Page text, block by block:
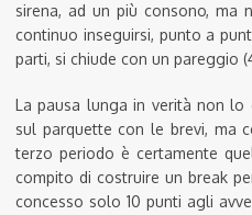
sirena, ad un più consono, ma
continuo inseguirsi, punto a
parti, si chiude con un pareggio
La pausa lunga in verità non lo
sul parquette con le brevi, ma
terzo periodo è certamente
compito di costruire un break
concesso solo 10 punti agli